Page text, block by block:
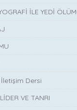
İLE YEDİ
Dersi
VE TANRI